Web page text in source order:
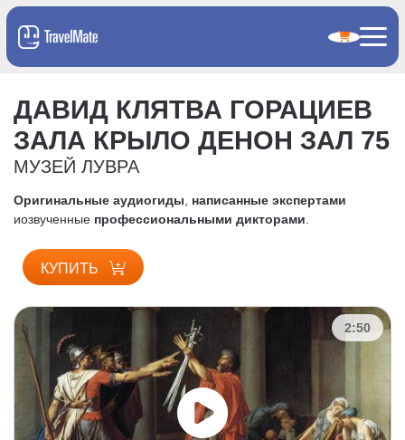
ДАВИД КЛЯТВА ГОРАЦИЕВ
ЗАЛА КРЫЛО ДЕНОН ЗАЛ 75
МУЗЕЙ ЛУВРА
Оригинальные аудиогиды
написанные экспертами
иозвученные профессиональными дикторами
КУПИТЬ
2:50